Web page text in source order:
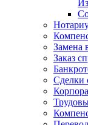
Замена
Заказ
Сделки